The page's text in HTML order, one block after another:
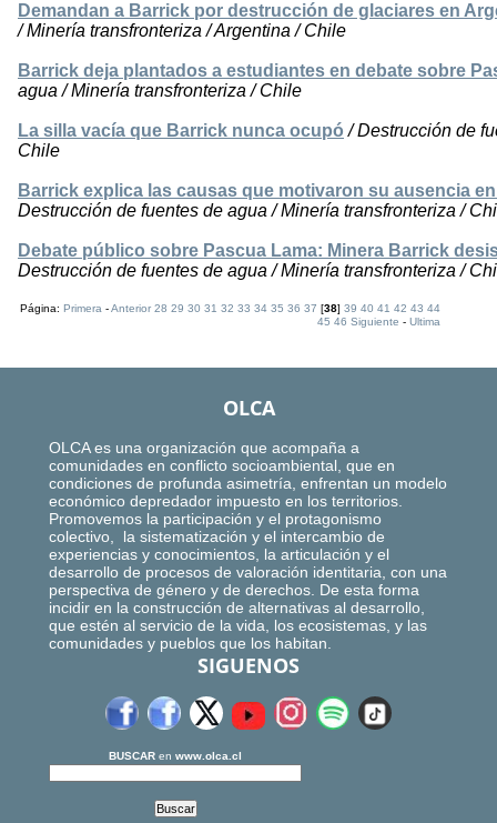
Demandan a Barrick por destrucción de glaciares en
/ Minería transfronteriza / Argentina / Chile
Barrick deja plantados a estudiantes en debate sobre
agua / Minería transfronteriza / Chile
La silla vacía que Barrick nunca ocupó / Destrucción de
Chile
Barrick explica las causas que motivaron su ausencia
Destrucción de fuentes de agua / Minería transfronteriza /
Debate público sobre Pascua Lama: Minera Barrick
Destrucción de fuentes de agua / Minería transfronteriza /
Página:Primera -Anterior 28 29 30 31 32 33 34 35 36 37 [38]39 40 41 42 43 44
45 46 Siguiente -Ultima
OLCA
OLCA es una organización que acompaña a
comunidades en conflicto socioambiental, que en
condiciones de profunda asimetría, enfrentan un modelo
económico depredador impuesto en los territorios.
Promovemos la participación y el protagonismo
colectivo, la sistematización y el intercambio de
experiencias y conocimientos, la articulación y el
desarrollo de procesos de valoración identitaria, con una
perspectiva de género y de derechos. De esta forma
incidir en la construcción de alternativas al desarrollo,
que estén al servicio de la vida, los ecosistemas, y las
comunidades y pueblos que los habitan.
SIGUENOS
BUSCAR en www.olca.cl